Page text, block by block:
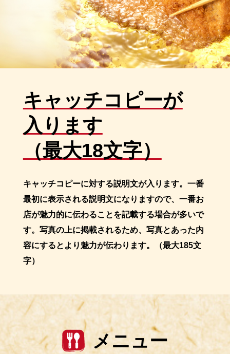
キャッチコピーが
入ります
（最大18文字）
キャッチコピーに対する説明文が入ります。一番
最初に表示される説明文になりますので、一番お
店が魅力的に伝わることを記載する場合が多いで
す。写真の上に掲載されるため、写真とあった内
容にするとより魅力が伝わります。（最大185文
字）
メニュー